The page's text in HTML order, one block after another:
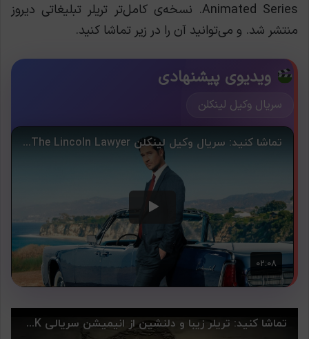
Animated Series. نسخه‌ی کامل‌تر تریلر تبلیغاتی دیروز
منتشر شد. و می‌توانید آن را در زیر تماشا کنید.
ویدیوی پیشنهادی
سریال وکیل لینکلن